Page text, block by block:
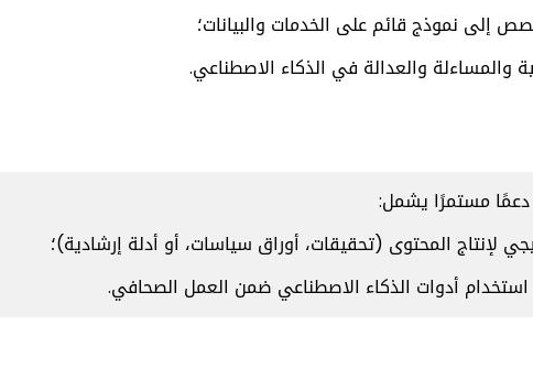
إلى نموذج قائم على الخدمات والبيانات؛
والمساءلة والعدالة في الذكاء الاصطناعي.
لإنتاج المحتوى (تحقيقات، أوراق سياسات، أو أدلة إرشادية)؛
أدوات الذكاء الاصطناعي ضمن العمل الصحافي.